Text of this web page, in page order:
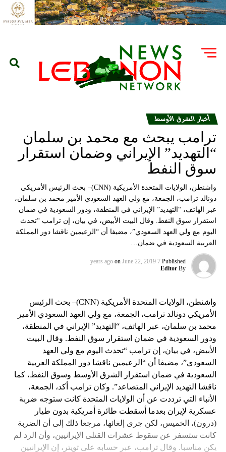
أخبار الشرق الأوسط
ترامب يبحث مع محمد بن سلمان
“التهديد” الإيراني وضمان استقرار
سوق النفط
واشنطن، الولايات المتحدة الأمريكية (CNN)– بحث الرئيس الأمريكي
دونالد ترامب، الجمعة، مع ولي العهد السعودي الأمير محمد بن سلمان،
عبر الهاتف، “التهديد” الإيراني في المنطقة، ودور السعودية في ضمان
استقرار سوق النفط. وقال البيت الأبيض، في بيان، إن ترامب “تحدث
اليوم مع ولي العهد السعودي”، مضيفا أن “الزعيمين ناقشا دور المملكة
العربية السعودية في ضمان…
Published
7 years ago
on June 22, 2019
By
Editor
واشنطن، الولايات المتحدة الأمريكية (CNN)– بحث الرئيس
الأمريكي دونالد ترامب، الجمعة، مع ولي العهد السعودي الأمير
محمد بن سلمان، عبر الهاتف، “التهديد” الإيراني في المنطقة،
ودور السعودية في ضمان استقرار سوق النفط. وقال البيت
الأبيض، في بيان، إن ترامب “تحدث اليوم مع ولي العهد
السعودي”، مضيفا أن “الزعيمين ناقشا دور المملكة العربية
السعودية في ضمان استقرار الشرق الأوسط وسوق النفط، كما
ناقشا التهديد الإيراني المتصاعد”. وكان ترامب أكد، الجمعة،
الأنباء التي ترددت عن أن الولايات المتحدة كانت ستوجه ضربة
عسكرية لإيران بعدما أسقطت طائرة أمريكية بدون طيار
(درون)، الخميس، لكن جرى إلغائها، مرجعا ذلك إلى أن الضربة
كانت ستسفر عن سقوط عشرات القتلى الإيرانيين، وأن الرد لم
يكن مناسبا. وقال ترامب، عبر حسابه على تويتر، إن الإيرانيين